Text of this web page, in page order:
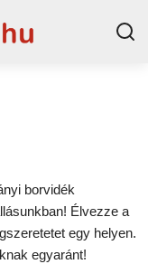
borvidék
Élvezze a
egy helyen.
egyaránt!